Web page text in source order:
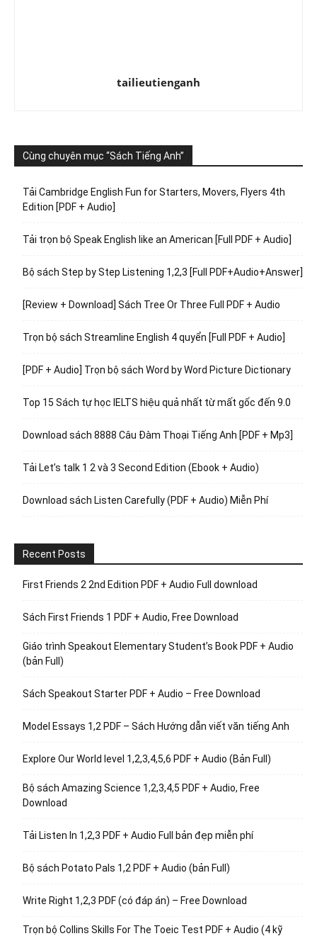
tailieutienganh
Cùng chuyên mục “Sách Tiếng Anh”
Tải Cambridge English Fun for Starters, Movers, Flyers 4th
Edition [PDF + Audio]
Tải trọn bộ Speak English like an American [Full PDF + Audio]
Bộ sách Step by Step Listening 1,2,3 [Full PDF+Audio+Answer]
[Review + Download] Sách Tree Or Three Full PDF + Audio
Trọn bộ sách Streamline English 4 quyển [Full PDF + Audio]
[PDF + Audio] Trọn bộ sách Word by Word Picture Dictionary
Top 15 Sách tự học IELTS hiệu quả nhất từ mất gốc đến 9.0
Download sách 8888 Câu Đàm Thoại Tiếng Anh [PDF + Mp3]
Tải Let’s talk 1 2 và 3 Second Edition (Ebook + Audio)
Download sách Listen Carefully (PDF + Audio) Miễn Phí
Recent Posts
First Friends 2 2nd Edition PDF + Audio Full download
Sách First Friends 1 PDF + Audio, Free Download
Giáo trình Speakout Elementary Student’s Book PDF + Audio
(bản Full)
Sách Speakout Starter PDF + Audio – Free Download
Model Essays 1,2 PDF – Sách Hướng dẫn viết văn tiếng Anh
Explore Our World level 1,2,3,4,5,6 PDF + Audio (Bản Full)
Bộ sách Amazing Science 1,2,3,4,5 PDF + Audio, Free
Download
Tải Listen In 1,2,3 PDF + Audio Full bản đẹp miễn phí
Bộ sách Potato Pals 1,2 PDF + Audio (bản Full)
Write Right 1,2,3 PDF (có đáp án) – Free Download
Trọn bộ Collins Skills For The Toeic Test PDF + Audio (4 kỹ